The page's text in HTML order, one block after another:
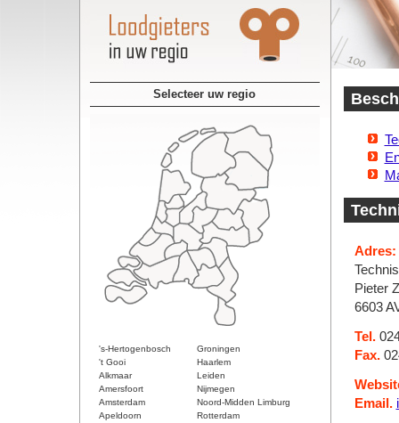
Selecteer uw regio
's-Hertogenbosch
Groningen
't Gooi
Haarlem
Alkmaar
Leiden
Amersfoort
Nijmegen
Amsterdam
Noord-Midden Limburg
Apeldoorn
Rotterdam
Adres:
Pieter
6603
Tel.
Fax.
Email.